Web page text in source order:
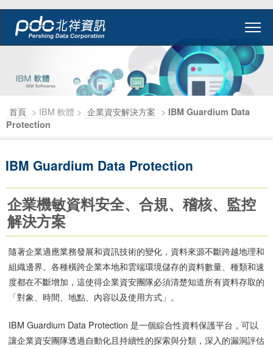
首頁 > IBM 軟體 > 企業資安解決方案 > IBM Guardium Data
Protection
IBM Guardium Data Protection
企業機敏資料安全、合規、稽核、監控
解決方案
隨著企業適應業務發展和資訊技術的變化，資料來源不斷跨越地理和
組織邊界。各種橫跨企業本地和雲端環境儲存的資料數量、種類和速
度都在不斷增加，這使得企業資安團隊必須清楚知道所有資料存取的
「對象、時間、地點、內容以及使用方式」。
IBM Guardium Data Protection 是一個綜合性資料保護平台，可以
讓企業資安團隊透過自動化且持續性的探索與分類，深入的漏洞評估